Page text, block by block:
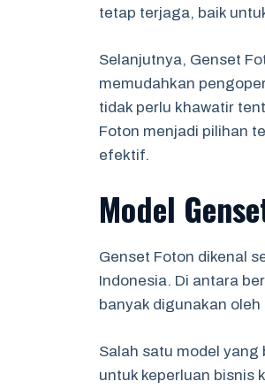
tetap terjaga, baik
Selanjutnya, Genset
memudahkan
tidak perlu khawatir
Foton menjadi pilihan
efektif.
Model
Genset Foton dikenal
Indonesia. Di antara
banyak digunakan
Salah satu model yang
untuk keperluan bisnis